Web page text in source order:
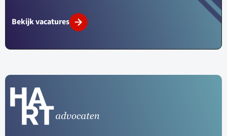
Bekijk vacatures